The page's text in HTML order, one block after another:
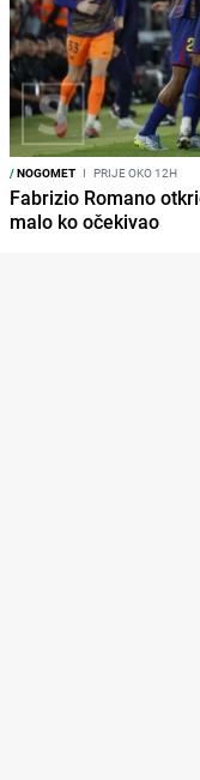
/NOGOMET I PRIJE OKO 12H
Fabrizio Romano
malo ko očekivao